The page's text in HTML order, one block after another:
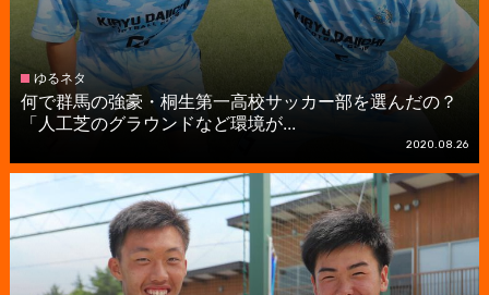
ゆるネタ
何で群馬の強豪・桐生第一高校サッカー部を選んだの？
「人工芝のグラウンドなど環境が...
2020.08.26